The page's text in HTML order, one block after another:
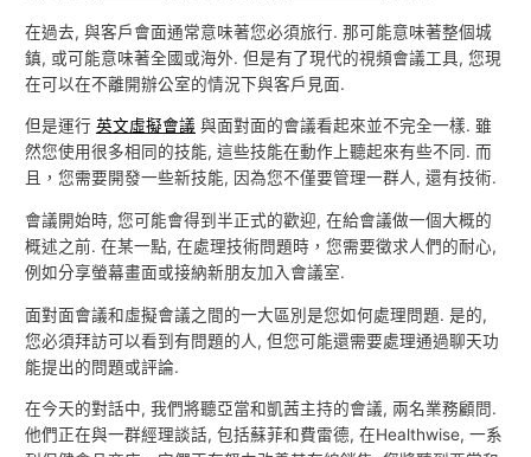
在過去, 與客戶會面通常意味著您必須旅行. 那可能意味著整個城
鎮, 或可能意味著全國或海外. 但是有了現代的視頻會議工具, 您現
在可以在不離開辦公室的情況下與客戶見面.
但是運行英文虛擬會議 與面對面的會議看起來並不完全一樣. 雖
然您使用很多相同的技能, 這些技能在動作上聽起來有些不同. 而
且，您需要開發一些新技能, 因為您不僅要管理一群人, 還有技術.
會議開始時, 您可能會得到半正式的歡迎, 在給會議做一個大概的
概述之前. 在某一點, 在處理技術問題時，您需要徵求人們的耐心,
例如分享螢幕畫面或接納新朋友加入會議室.
面對面會議和虛擬會議之間的一大區別是您如何處理問題. 是的,
您必須拜訪可以看到有問題的人, 但您可能還需要處理通過聊天功
能提出的問題或評論.
在今天的對話中, 我們將聽亞當和凱茜主持的會議, 兩名業務顧問.
他們正在與一群經理談話, 包括蘇菲和費雷德, 在Healthwise, 一系